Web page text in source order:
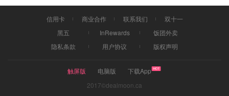
信用卡 商业合作 联系我们
双十一
黑五
InRewards
饭团外卖
隐私条款
用户协议 版权声明
触屏版 电脑版
下载App
2017©dealmoon.ca